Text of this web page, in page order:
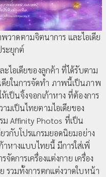
วาดตามจิตนาการ และไอเดีย
ะยุกต์
ไอเดียของลูกค้า ที่ได้รับตาม
ยในการจัดทำ ภาพนี้เป็นภาพ
เป็นจิ้งจอกเก้าหาง ที่ต้องการ
มเป็นไทยตามไอเดียของ
ม Affinity Photos ที่เป็น
วกับโปรแกรมยอดนิยมอย่าง
าหางแบบไทยนี้ มีการใส่เพิ่
จัดการเครื่องแต่งกาย เครื่อง
รวมทั้งการตกแต่งวาดใบหน้า